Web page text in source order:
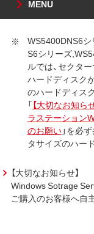
MENU
WS5400DNS6
S6シリーズ
ルでは、セクタ
ハードディスク
のハードディス
「【大切なお知ら
ラステーション
のお願い」を必
タサイズのハー
【大切なお知らせ】
Windows Sotrage
ご購入のお客様へ自